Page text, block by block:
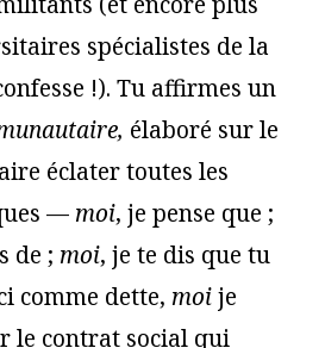
spécialistes de la
!). Tu affirmes un
élaboré sur le
éclater toutes les
— moi, je pense que ;
de ; moi, je te dis que tu
comme dette, moije
le contrat social qui